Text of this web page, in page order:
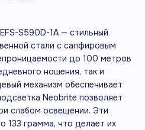
S590D-1A — стильный
стали с сапфировым
до 100 метров
ношения, так и
механизм обеспечивает
Neobrite позволяет
слабом освещении. Эти
133 грамма, что делает их